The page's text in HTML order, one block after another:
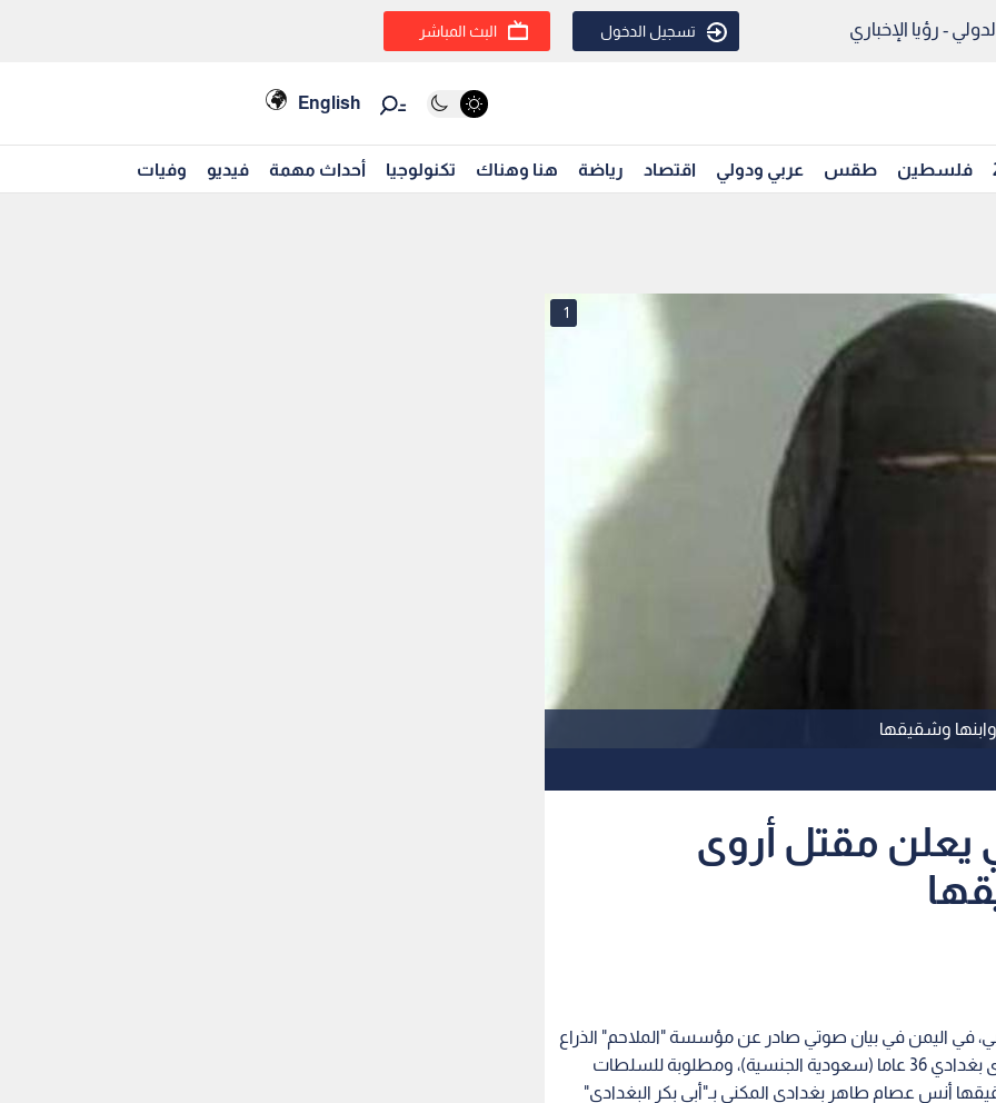
- رؤيا الإخباري تسجيل الدخول البث المباشر
English
فلسطين طقس عربي ودولي اقتصاد رياضة هنا وهناك تكنولوجيا أحداث مهمة فيديو وفيات
وشقيقها
1
يعلن مقتل أروى
في اليمن في بيان صوتي صادر عن مؤسسة "الملاحم" الذراع
الإعلامي الرسمي لتنظيم القاعدة الارهابي مقتل أروى بغدادي 36 عاما (سعودية الجنسية)، ومطلوبة للسلطات
أنس عصام طاهر بغدادي المكنى بـ"أبي بكر البغدادي"